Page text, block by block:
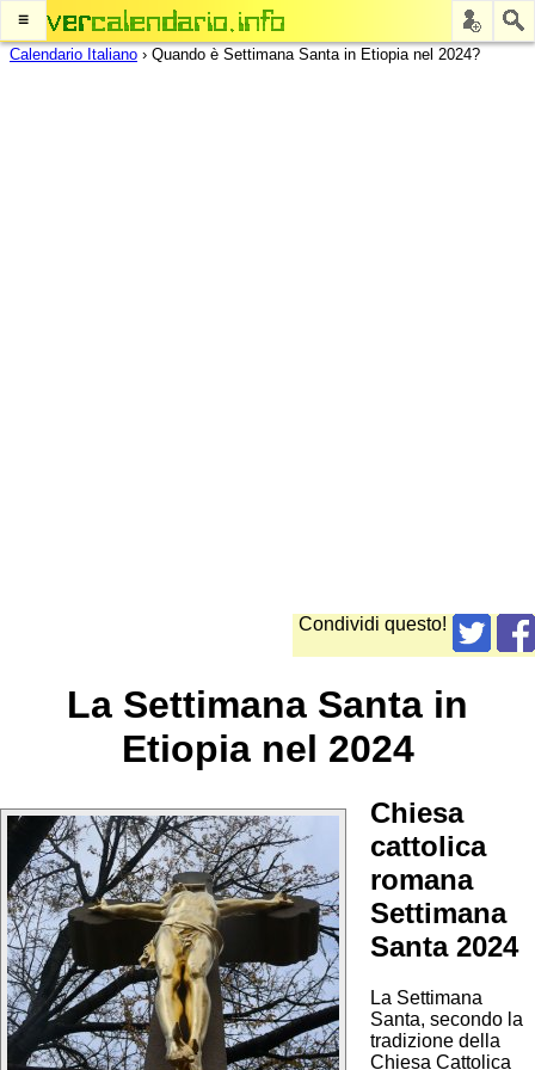
≡
Calendario Italiano › Quando è Settimana Santa in Etiopia nel 2024?
Condividi questo!
La Settimana Santa in
Etiopia nel 2024
Chiesa
cattolica
romana
Settimana
Santa 2024
La Settimana
Santa, secondo la
tradizione della
Chiesa Cattolica